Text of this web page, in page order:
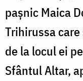
pașnic Maica
Trihirussa
de la locul ei
Sfântul Altar,